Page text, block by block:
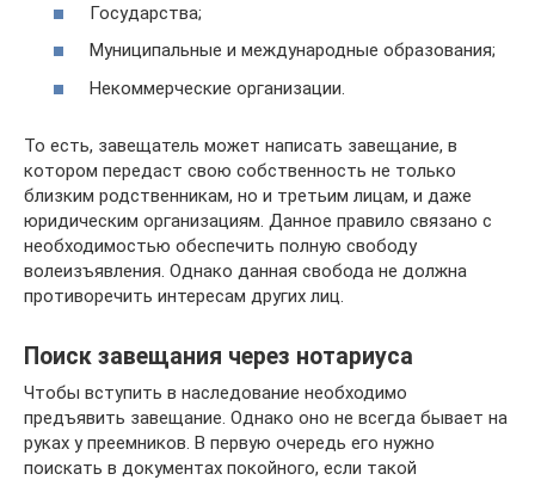
Государства;
Муниципальные и международные образования;
Некоммерческие организации.
То есть, завещатель может написать завещание, в
котором передаст свою собственность не только
близким родственникам, но и третьим лицам, и даже
юридическим организациям. Данное правило связано с
необходимостью обеспечить полную свободу
волеизъявления. Однако данная свобода не должна
противоречить интересам других лиц.
Поиск завещания через нотариуса
Чтобы вступить в наследование необходимо
предъявить завещание. Однако оно не всегда бывает на
руках у преемников. В первую очередь его нужно
поискать в документах покойного, если такой